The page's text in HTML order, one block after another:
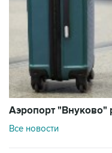
Аэропорт "Внуково"
Все новости